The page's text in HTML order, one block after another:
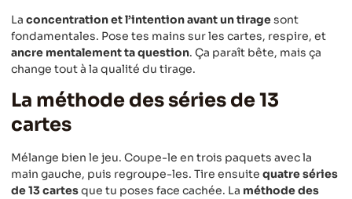
La concentration et l’intention avant un tiragesont
fondamentales. Pose tes mains sur les cartes, respire, et
ancre mentalement ta question. Ça paraît bête, mais ça
change tout à la qualité du tirage.
La méthode des séries de 13
cartes
Mélange bien le jeu. Coupe-le en trois paquets avec la
main gauche, puis regroupe-les. Tire ensuite quatre séries
de 13 cartesque tu poses face cachée. La méthode des